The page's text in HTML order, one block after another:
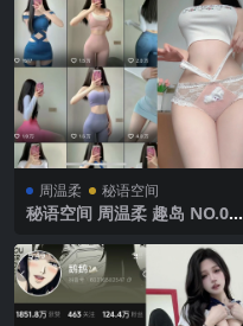
周温柔 秘语空间
秘语空间 周温柔 趣岛 NO.031